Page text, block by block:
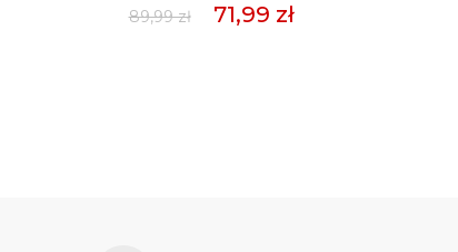
89,99 zł
71,99 zł